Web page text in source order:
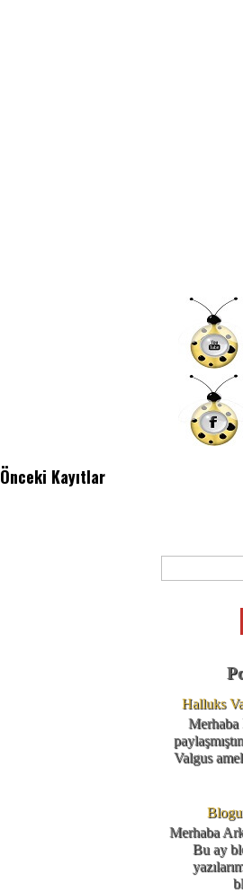
Önceki Kayıtlar
Halluks
Merhaba
Valgus
Merhaba
Bu ay